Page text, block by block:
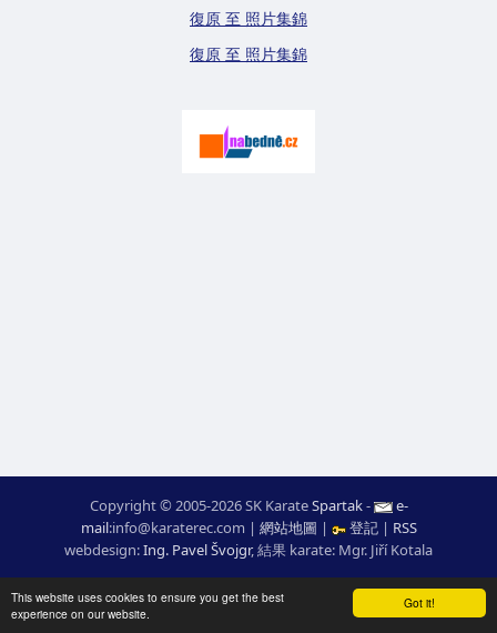
Got it!
This website uses cookies to ensure you get the best
experience on our website.
復原 至 照片集錦
復原 至 照片集錦
Copyright © 2005-2026 SK KarateSpartak-
e-
mail:moc.ceretarak@ofni | 網站地圖 | 登記 | RSS
webdesign:Ing. Pavel Švojgr,結果 karate: Mgr. Jiří Kotala